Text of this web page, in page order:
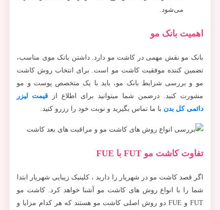
می‌شود.
اهمیت بانک مو
بانک مو نقش مهمی در کاشت مو دارد. داشتن بانک موی مناسب،
تضمین کننده موفقیت کاشت مو است. برای انتخاب روش کاشت
مو و بررسی شرایط بانک مو، باید با یک متخصص پوست و مو
مشورت کنید. درضمن شما میتوانید برای اطلاع از قیمت لیزر
دائمی کل بدن با ما تماس بگیرید و نوبت خود را رزرو کنید.
تفاوت کاشت مو FUT با FUE
اگر قصد کاشت مو در شهریار را دارید ، کلینیک زیبایی شهریار ابتدا
شما را با انواع روش های کاشت مو آشنا خواهد کرد. کاشت مو
FUT و FUE دو روش اصلی کاشت مو هستند که هر کدام مزایا و